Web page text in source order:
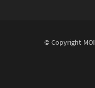
© Copyright MOI